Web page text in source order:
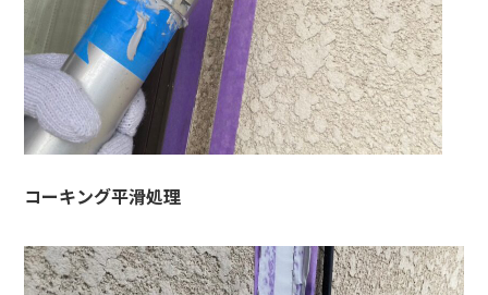
コーキング平滑処理